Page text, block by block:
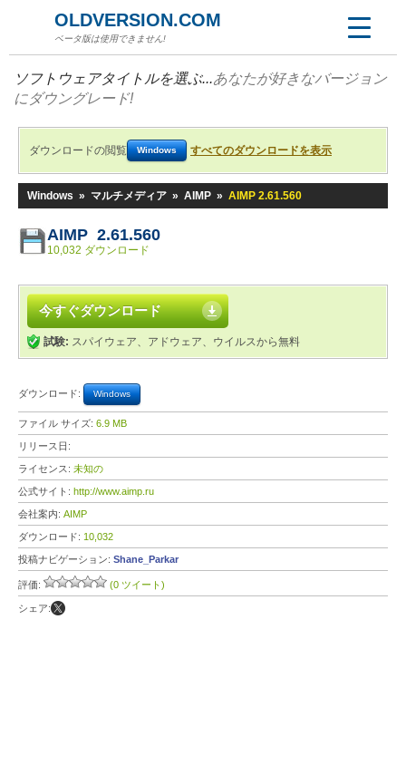
OLDVERSION.COM
ベータ版は使用できません!
ソフトウェアタイトルを選ぶ...あなたが好きなバージョン
にダウングレード!
ダウンロードの閲覧 Windows すべてのダウンロードを表示
Windows » マルチメディア » AIMP » AIMP 2.61.560
AIMP 2.61.560
10,032 ダウンロード
今すぐダウンロード
試験: スパイウェア、アドウェア、ウイルスから無料
ダウンロード: Windows
ファイル サイズ: 6.9 MB
リリース日:
ライセンス: 未知の
公式サイト: http://www.aimp.ru
会社案内: AIMP
ダウンロード: 10,032
投稿ナビゲーション: Shane_Parkar
評価: (0 ツイート)
シェア: